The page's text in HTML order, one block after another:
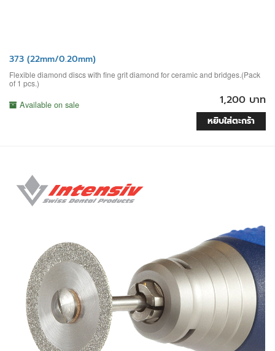
373 (22mm/0.20mm)
Flexible diamond discs with fine grit diamond for ceramic and bridges.(Pack
of 1 pcs.)
Available on sale 1,200 บาท
หยิบใส่ตะกร้า